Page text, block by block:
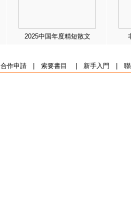
2025中国年度精短散文
合作申請| 索要書目 新手入門